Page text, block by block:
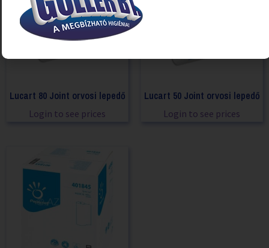
Lucart 80 Joint orvosi lepedő
Login to see prices
Lucart 50 Joint orvosi lepedő
Login to see prices